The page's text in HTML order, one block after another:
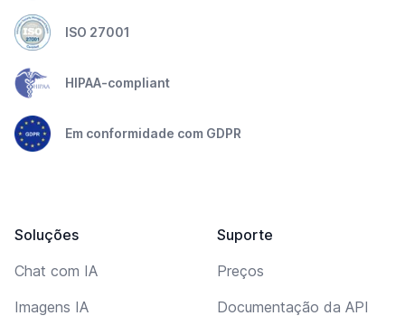
ISO 27001
HIPAA-compliant
Em conformidade com GDPR
Soluções
Chat com IA
Imagens IA
Suporte
Preços
Documentação da API